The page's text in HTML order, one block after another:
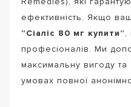
ефективність. Якщо
“Сіаліс 80 мг купити”,
професіоналів. Ми
максимальну вигоду та
умовах повної